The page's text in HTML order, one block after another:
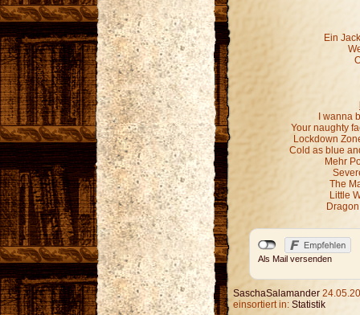
Ein
I wanna
Your naughty
Lockdown
Cold as blue
Mehr
The
Little
Als Mail versenden
SaschaSalamander
einsortiert in: Statistik